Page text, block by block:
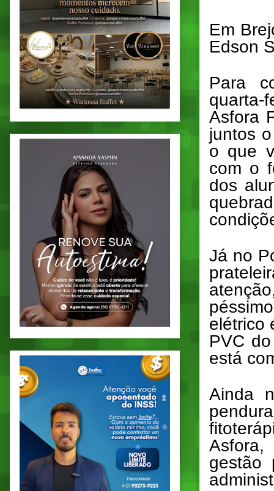
Em
Edson
Para
Asfora
juntos
o que
com o
dos
Já no
elétrico
PVC
está
Ainda
gestão